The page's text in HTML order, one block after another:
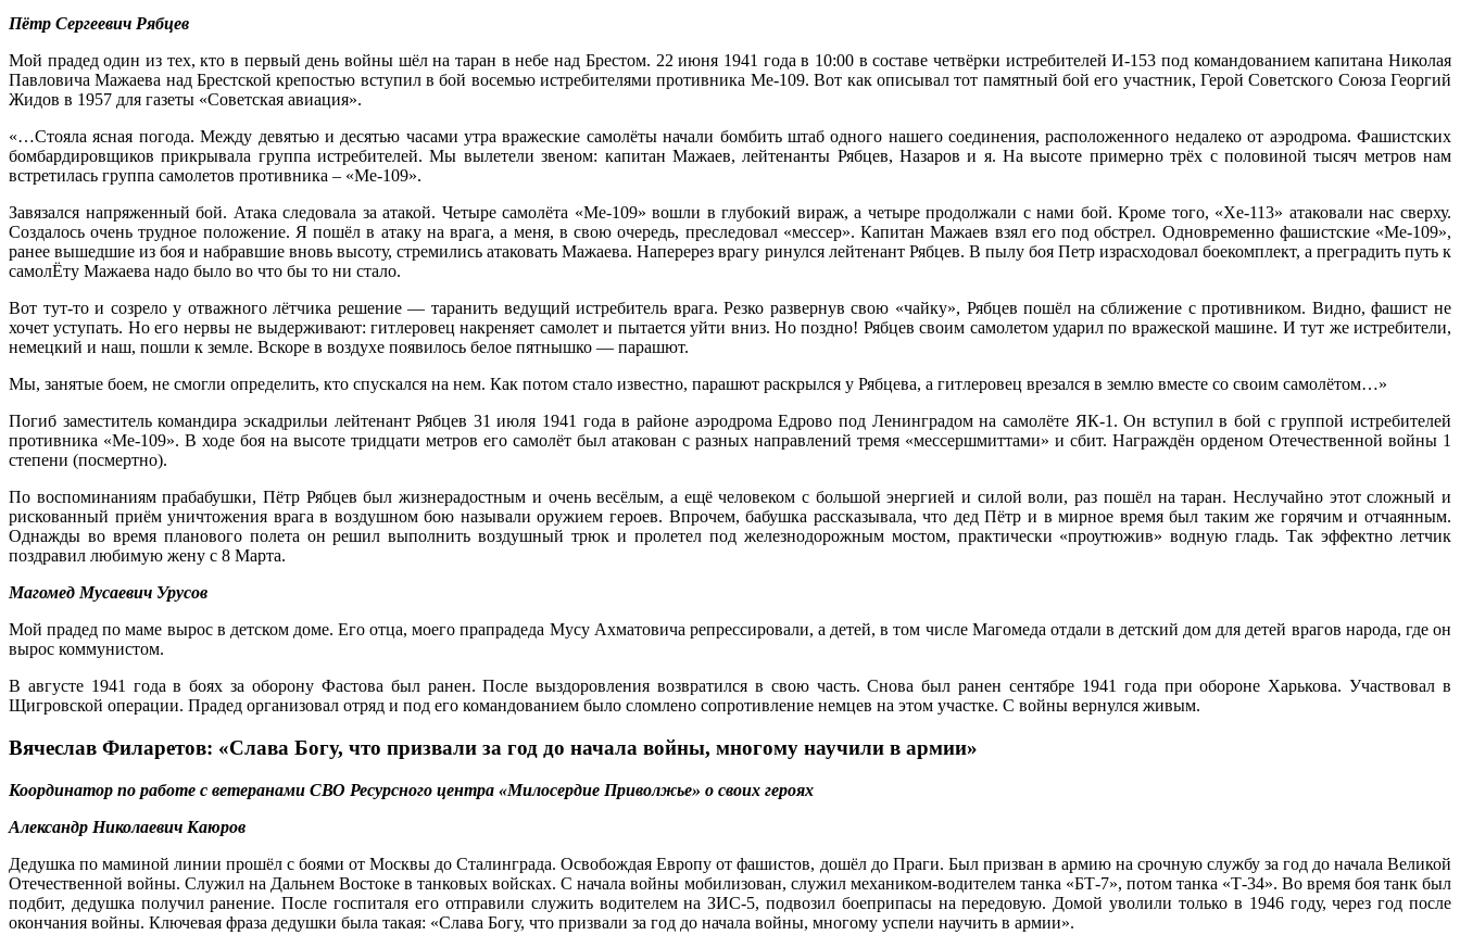
Пётр Сергеевич Рябцев
Мой прадед один из тех, кто в первый день войны шёл на таран в небе над Брестом. 22 июня 1941 года в 10:00 в составе четвёрки истребителей И-153 под командованием капитана Николая
Павловича Мажаева над Брестской крепостью вступил в бой восемью истребителями противника Me-109. Вот как описывал тот памятный бой его участник, Герой Советского Союза Георгий
Жидов в 1957 для газеты «Советская авиация».
«…Стояла ясная погода. Между девятью и десятью часами утра вражеские самолёты начали бомбить штаб одного нашего соединения, расположенного недалеко от аэродрома. Фашистских
бомбардировщиков прикрывала группа истребителей. Мы вылетели звеном: капитан Мажаев, лейтенанты Рябцев, Назаров и я. На высоте примерно трёх с половиной тысяч метров нам
встретилась группа самолетов противника – «Ме-109».
Завязался напряженный бой. Атака следовала за атакой. Четыре самолёта «Ме-109» вошли в глубокий вираж, а четыре продолжали с нами бой. Кроме того, «Хе-113» атаковали нас сверху.
Создалось очень трудное положение. Я пошёл в атаку на врага, а меня, в свою очередь, преследовал «мессер». Капитан Мажаев взял его под обстрел. Одновременно фашистские «Ме-109»,
ранее вышедшие из боя и набравшие вновь высоту, стремились атаковать Мажаева. Наперерез врагу ринулся лейтенант Рябцев. В пылу боя Петр израсходовал боекомплект, а преградить путь к
самолЁту Мажаева надо было во что бы то ни стало.
Вот тут-то и созрело у отважного лётчика решение — таранить ведущий истребитель врага. Резко развернув свою «чайку», Рябцев пошёл на сближение с противником. Видно, фашист не
хочет уступать. Но его нервы не выдерживают: гитлеровец накреняет самолет и пытается уйти вниз. Но поздно! Рябцев своим самолетом ударил по вражеской машине. И тут же истребители,
немецкий и наш, пошли к земле. Вскоре в воздухе появилось белое пятнышко — парашют.
Мы, занятые боем, не смогли определить, кто спускался на нем. Как потом стало известно, парашют раскрылся у Рябцева, а гитлеровец врезался в землю вместе со своим самолётом…»
Погиб заместитель командира эскадрильи лейтенант Рябцев 31 июля 1941 года в районе аэродрома Едрово под Ленинградом на самолёте ЯК-1. Он вступил в бой с группой истребителей
противника «Me-109». В ходе боя на высоте тридцати метров его самолёт был атакован с разных направлений тремя «мессершмиттами» и сбит. Награждён орденом Отечественной войны 1
степени (посмертно).
По воспоминаниям прабабушки, Пётр Рябцев был жизнерадостным и очень весёлым, а ещё человеком с большой энергией и силой воли, раз пошёл на таран. Неслучайно этот сложный и
рискованный приём уничтожения врага в воздушном бою называли оружием героев. Впрочем, бабушка рассказывала, что дед Пётр и в мирное время был таким же горячим и отчаянным.
Однажды во время планового полета он решил выполнить воздушный трюк и пролетел под железнодорожным мостом, практически «проутюжив» водную гладь. Так эффектно летчик
поздравил любимую жену с 8 Марта.
Магомед Мусаевич Урусов
Мой прадед по маме вырос в детском доме. Его отца, моего прапрадеда Мусу Ахматовича репрессировали, а детей, в том числе Магомеда отдали в детский дом для детей врагов народа, где он
вырос коммунистом.
В августе 1941 года в боях за оборону Фастова был ранен. После выздоровления возвратился в свою часть. Снова был ранен сентябре 1941 года при обороне Харькова. Участвовал в
Щигровской операции. Прадед организовал отряд и под его командованием было сломлено сопротивление немцев на этом участке. С войны вернулся живым.
Вячеслав Филаретов: «Слава Богу, что призвали за год до начала войны, многому научили в армии»
Координатор по работе с ветеранами СВО Ресурсного центра «Милосердие Приволжье» о своих героях
Александр Николаевич Каюров
Дедушка по маминой линии прошёл с боями от Москвы до Сталинграда. Освобождая Европу от фашистов, дошёл до Праги. Был призван в армию на срочную службу за год до начала Великой
Отечественной войны. Служил на Дальнем Востоке в танковых войсках. С начала войны мобилизован, служил механиком-водителем танка «БТ-7», потом танка «Т-34». Во время боя танк был
подбит, дедушка получил ранение. После госпиталя его отправили служить водителем на ЗИС-5, подвозил боеприпасы на передовую. Домой уволили только в 1946 году, через год после
окончания войны. Ключевая фраза дедушки была такая: «Слава Богу, что призвали за год до начала войны, многому успели научить в армии».